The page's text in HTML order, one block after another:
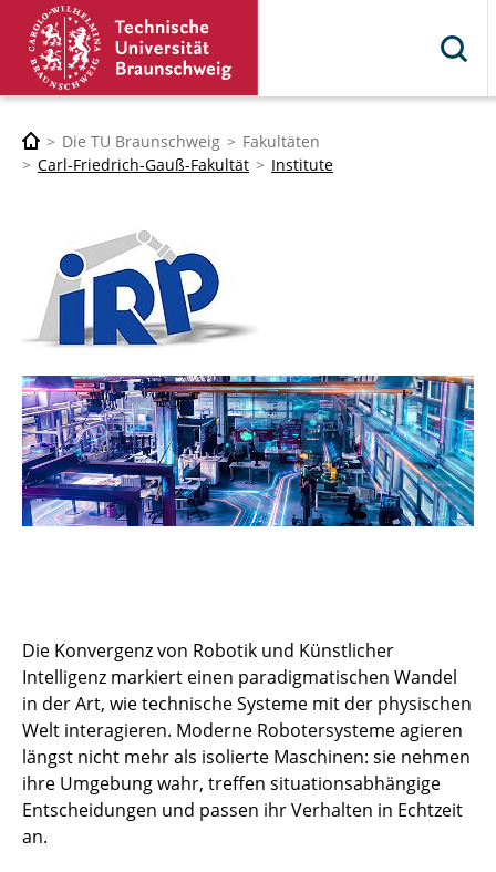
Die TU Braunschweig
Fakultäten
Carl-Friedrich-Gauß-Fakultät
Institute
Die Konvergenz von Robotik und Künstlicher
Intelligenz markiert einen paradigmatischen Wandel
in der Art, wie technische Systeme mit der physischen
Welt interagieren. Moderne Robotersysteme agieren
längst nicht mehr als isolierte Maschinen: sie nehmen
ihre Umgebung wahr, treffen situationsabhängige
Entscheidungen und passen ihr Verhalten in Echtzeit
an.